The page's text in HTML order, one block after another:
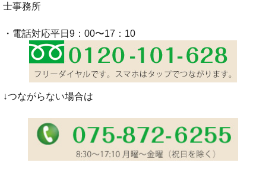
士事務所
・電話対応平日9：00〜17：10
↓つながらない場合は